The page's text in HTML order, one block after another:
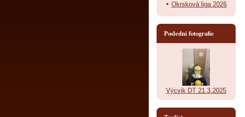
Okrsková liga 2026
Poslední fotografie
Výcvik DT 21.3.2025